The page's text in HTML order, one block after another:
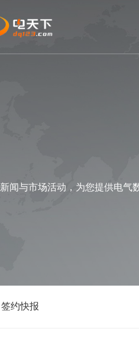
闻与市场活动，为您提供电气
签约快报